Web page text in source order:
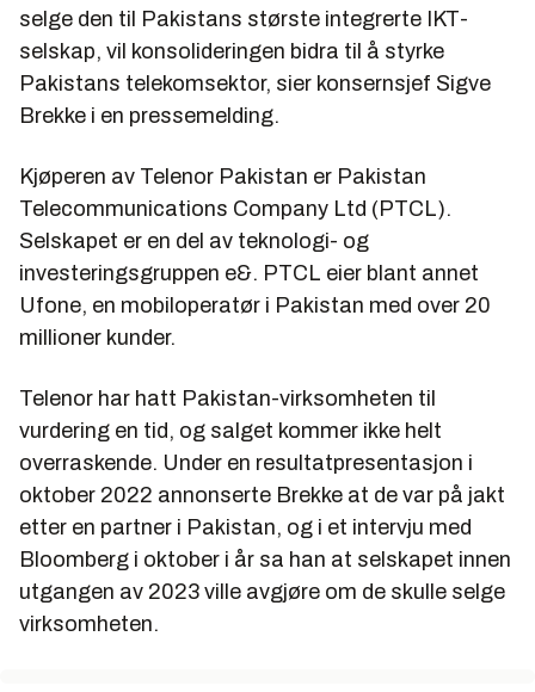
selge den til Pakistans største integrerte IKT-
selskap, vil konsolideringen bidra til å styrke
Pakistans telekomsektor, sier konsernsjef Sigve
Brekke i en pressemelding.
Kjøperen av Telenor Pakistan er Pakistan
Telecommunications Company Ltd (PTCL).
Selskapet er en del av teknologi- og
investeringsgruppen e&. PTCL eier blant annet
Ufone, en mobiloperatør i Pakistan med over 20
millioner kunder.
Telenor har hatt Pakistan-virksomheten til
vurdering en tid, og salget kommer ikke helt
overraskende. Under en resultatpresentasjon i
oktober 2022 annonserte Brekke at de var på jakt
etter en partner i Pakistan, og i et intervju med
Bloomberg i oktober i år sa han at selskapet innen
utgangen av 2023 ville avgjøre om de skulle selge
virksomheten.